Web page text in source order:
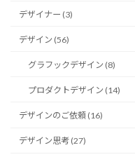
デザイナー (3)
デザイン (56)
グラフックデザイン (8)
プロダクトデザイン (14)
デザインのご依頼 (16)
デザイン思考 (27)